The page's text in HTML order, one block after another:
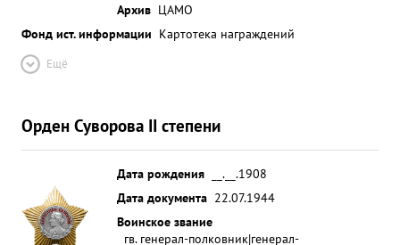
Архив ЦАМО
Фонд ист. информации Картотека награждений
Ещё
Орден Суворова II степени
Дата рождения
__.__.1908
Дата документа 22.07.1944
Воинское звание
гв. генерал-полковник|генерал-